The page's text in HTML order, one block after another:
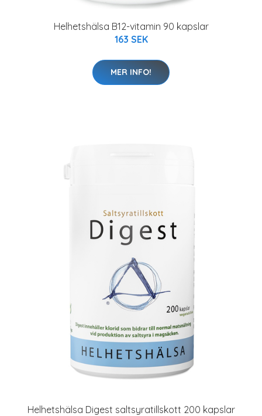
Helhetshälsa B12-vitamin 90 kapslar
163 SEK
MER INFO!
Helhetshälsa Digest saltsyratillskott 200 kapslar